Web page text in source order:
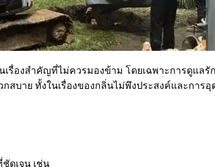
รื่องสำคัญที่ไม่ควรมองข้าม โดยเฉพาะการดูแล
สบาย ทั้งในเรื่องของกลิ่นไม่พึงประสงค์และกา
ดเจน เช่น